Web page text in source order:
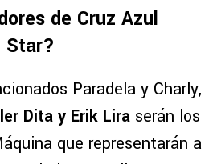
de Cruz Azul
Star?
Paradela y Charly,
Dita y Erik Lira serán los
que representarán a